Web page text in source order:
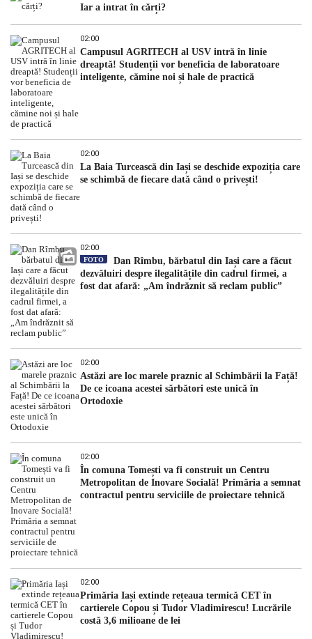
Iar a intrat în cărți?
02:00
Campusul AGRITECH al USV intră în linie
dreaptă! Studenții vor beneficia de laboratoare
inteligente, cămine noi și hale de practică
02:00
La Baia Turcească din Iași se deschide expoziția care
se schimbă de fiecare dată când o privești!
02:00
FOTO
Dan Rîmbu, bărbatul din Iași care a făcut
dezvăluiri despre ilegalitățile din cadrul firmei, a
fost dat afară: „Am îndrăznit să reclam public”
02:00
Astăzi are loc marele praznic al Schimbării la Față!
De ce icoana acestei sărbători este unică în
Ortodoxie
02:00
În comuna Tomești va fi construit un Centru
Metropolitan de Inovare Socială! Primăria a semnat
contractul pentru serviciile de proiectare tehnică
02:00
Primăria Iași extinde rețeaua termică CET în
cartierele Copou și Tudor Vladimirescu! Lucrările
costă 3,6 milioane de lei